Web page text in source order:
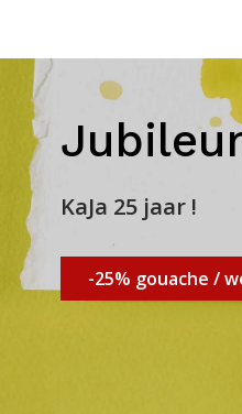
KaJa 25 jaar !
-25% gouache /